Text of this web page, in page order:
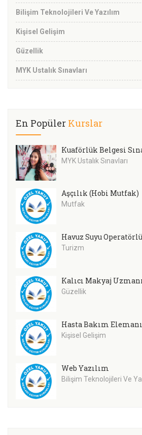
Bilişim Teknolojileri Ve Yazılım
Kişisel Gelişim
Güzellik
MYK Ustalık Sınavları
En Popüler Kurslar
Kuaförlük Belgesi
MYK Ustalık Sınavları
Aşçılık (Hobi Mutfak)
Mutfak
Havuz Suyu
Turizm
Kalıcı Makyaj
Güzellik
Hasta Bakım Elemanı
Kişisel Gelişim
Web Yazılım
Bilişim Teknolojileri Ve